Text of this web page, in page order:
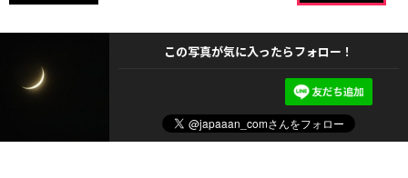
この写真が気に入ったらフォロー！